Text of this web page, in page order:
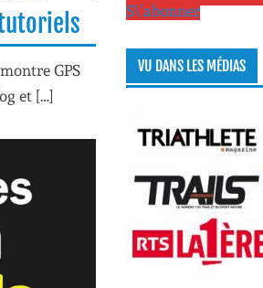
GPS
et […]
S\'abonner
VU DANS LES MÉDIAS